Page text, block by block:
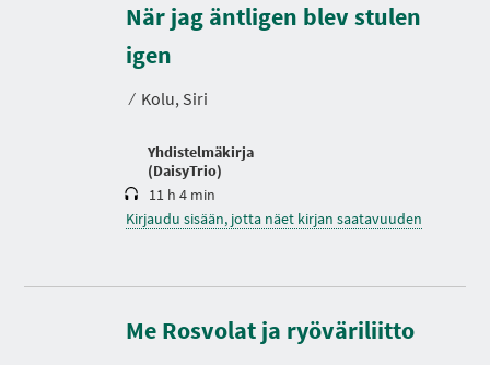
När jag äntligen blev stulen
igen
⁄ Kolu, Siri
Yhdistelmäkirja
(DaisyTrio)
K
e
s
o
11 h 4 min
Kirjaudu sisään, jotta näet kirjan saatavuuden
Me Rosvolat ja ryöväriliitto
K
s
t